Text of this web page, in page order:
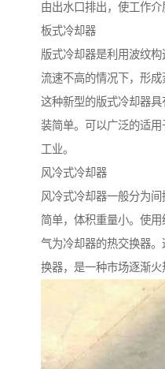
由出水口排出，使工作介
板式冷却器
版式冷却器是利用波纹
流速不高的情况下，形成
这种新型的版式冷却器
装简单。可以广泛的适用
工业。
风冷式冷却器
风冷式冷却器一般分为
简单，体积重量小。使
气为冷却器的热交换器
换器，是一种市场逐渐火